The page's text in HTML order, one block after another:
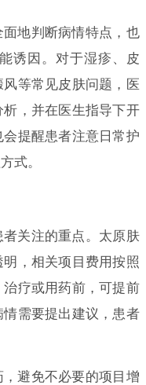
地判断病情特点，也
诱因。对于湿疹、皮
等常见皮肤问题，医
，并在医生指导下开
提醒患者注意日常护
式。
关注的重点。太原肤
，相关项目费用按照
疗或用药前，可提前
需要提出建议，患者
避免不必要的项目增